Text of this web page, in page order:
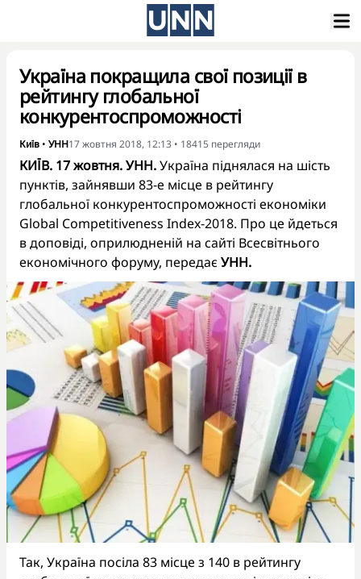
Україна покращила свої позиції в
рейтингу глобальної
конкурентоспроможності
Київ • УНН17 жовтня 2018, 12:13 • 18415 перегляди
КИЇВ. 17 жовтня. УНН.Україна піднялася на шість
пунктів, зайнявши 83-е місце в рейтингу
глобальної конкурентоспроможності економіки
Global Competitiveness Index-2018. Про це йдеться
в доповіді, оприлюдненій на сайті Всесвітнього
економічного форуму, передає УНН.
Так, Україна посіла 83 місце з 140 в рейтингу